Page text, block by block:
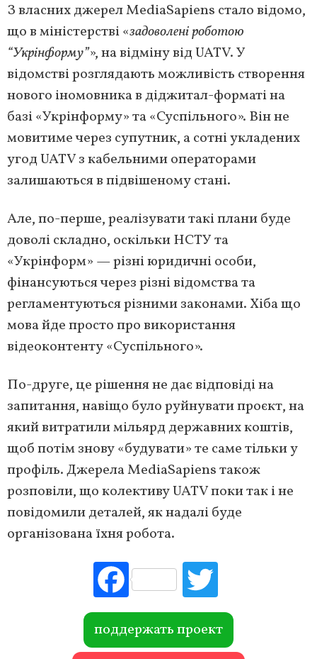
З власних джерел MediaSapiens стало відомо,
що в міністерстві «задоволені роботою
“Укрінформу”», на відміну від UATV. У
відомстві розглядають можливість створення
нового іномовника в діджитал-форматі на
базі «Укрінформу» та «Суспільного». Він не
мовитиме через супутник, а сотні укладених
угод UATV з кабельними операторами
залишаються в підвішеному стані.
Але, по-перше, реалізувати такі плани буде
доволі складно, оскільки НСТУ та
«Укрінформ» — різні юридичні особи,
фінансуються через різні відомства та
регламентуються різними законами. Хіба що
мова йде просто про використання
відеоконтенту «Суспільного».
По-друге, це рішення не дає відповіді на
запитання, навіщо було руйнувати проєкт, на
який витратили мільярд державних коштів,
щоб потім знову «будувати» те саме тільки у
профіль. Джерела MediaSapiens також
розповіли, що колективу UATV поки так і не
повідомили деталей, як надалі буде
організована їхня робота.
Fac
ebo
ok r
поддержать проект